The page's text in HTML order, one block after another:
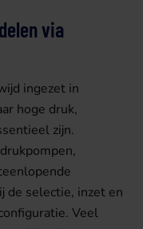
via
ingezet in
hoge druk,
zijn.
de selectie, inzet en
Veel